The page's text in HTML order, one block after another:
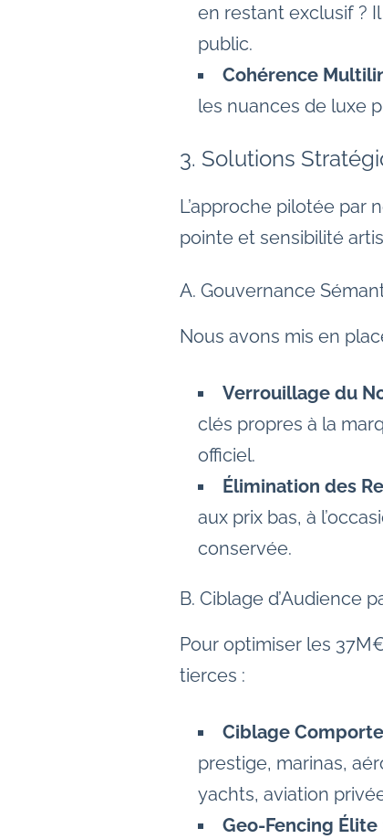
en restant exclusif ?
public.
Cohérence
les nuances de luxe
3. Solutions
L’approche pilotée par
pointe et sensibilité
A. Gouvernance
Nous avons mis en
Verrouillage du
clés propres à la
officiel.
Élimination des
aux prix bas, à
conservée.
B. Ciblage d’Audience
Pour optimiser les
tierces :
Ciblage
prestige, marinas,
yachts, aviation
Geo-Fencing Élite